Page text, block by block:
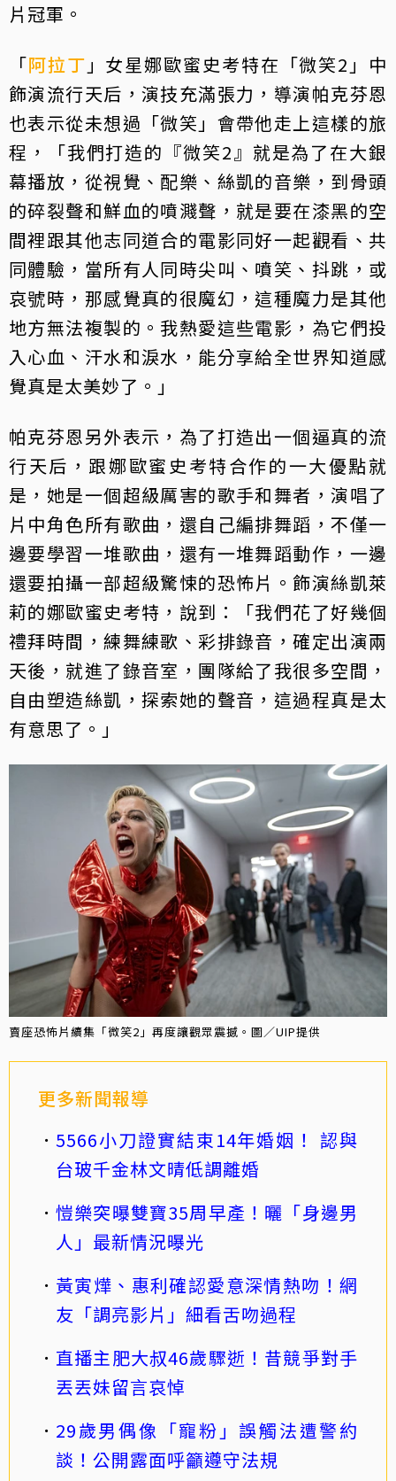
片冠軍。
「阿拉丁 」女星娜歐蜜史考特在「微笑2」中
飾演流行天后，演技充滿張力，導演帕克芬恩
也表示從未想過「微笑」會帶他走上這樣的旅
程，「我們打造的『微笑2』就是為了在大銀
幕播放，從視覺、配樂、絲凱的音樂，到骨頭
的碎裂聲和鮮血的噴濺聲，就是要在漆黑的空
間裡跟其他志同道合的電影同好一起觀看、共
同體驗，當所有人同時尖叫、噴笑、抖跳，或
哀號時，那感覺真的很魔幻，這種魔力是其他
地方無法複製的。我熱愛這些電影，為它們投
入心血、汗水和淚水，能分享給全世界知道感
覺真是太美妙了。」
帕克芬恩另外表示，為了打造出一個逼真的流
行天后，跟娜歐蜜史考特合作的一大優點就
是，她是一個超級厲害的歌手和舞者，演唱了
片中角色所有歌曲，還自己編排舞蹈，不僅一
邊要學習一堆歌曲，還有一堆舞蹈動作，一邊
還要拍攝一部超級驚悚的恐怖片。飾演絲凱萊
莉的娜歐蜜史考特，說到：「我們花了好幾個
禮拜時間，練舞練歌、彩排錄音，確定出演兩
天後，就進了錄音室，團隊給了我很多空間，
自由塑造絲凱，探索她的聲音，這過程真是太
有意思了。」
賣座恐怖片續集「微笑2」再度讓觀眾震撼。圖／UIP提供
更多新聞報導
5566小刀證實結束14年婚姻！ 認與
台玻千金林文晴低調離婚
愷樂突曝雙寶35周早產！曬「身邊男
人」最新情況曝光
黃寅燁、惠利確認愛意深情熱吻！網
友「調亮影片」細看舌吻過程
直播主肥大叔46歲驟逝！昔競爭對手
丟丟妹留言哀悼
29歲男偶像「寵粉」誤觸法遭警約
談！公開露面呼籲遵守法規